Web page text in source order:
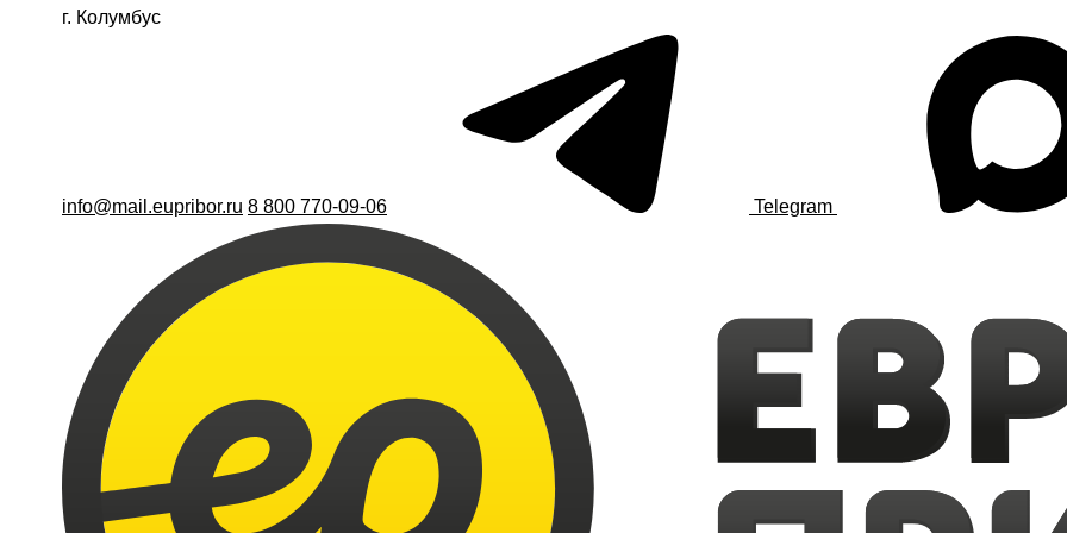
г. Колумбус
info@mail.eupribor.ru 8 800 770-09-06 Telegram